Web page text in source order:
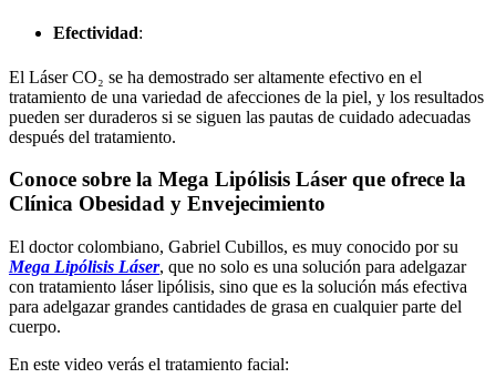
Efectividad:
El Láser CO₂ se ha demostrado ser altamente efectivo en el
tratamiento de una variedad de afecciones de la piel, y los resultados
pueden ser duraderos si se siguen las pautas de cuidado adecuadas
después del tratamiento.
Conoce sobre la Mega Lipólisis Láser que ofrece la
Clínica Obesidad y Envejecimiento
El doctor colombiano, Gabriel Cubillos, es muy conocido por su
Mega Lipólisis Láser, que no solo es una solución para adelgazar
con tratamiento láser lipólisis, sino que es la solución más efectiva
para adelgazar grandes cantidades de grasa en cualquier parte del
cuerpo.
En este video verás el tratamiento facial: